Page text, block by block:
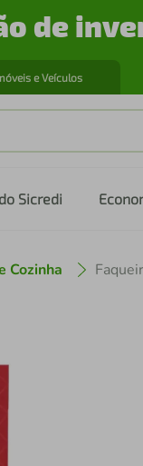
de
e Veículos
Sicredi
Cozinha